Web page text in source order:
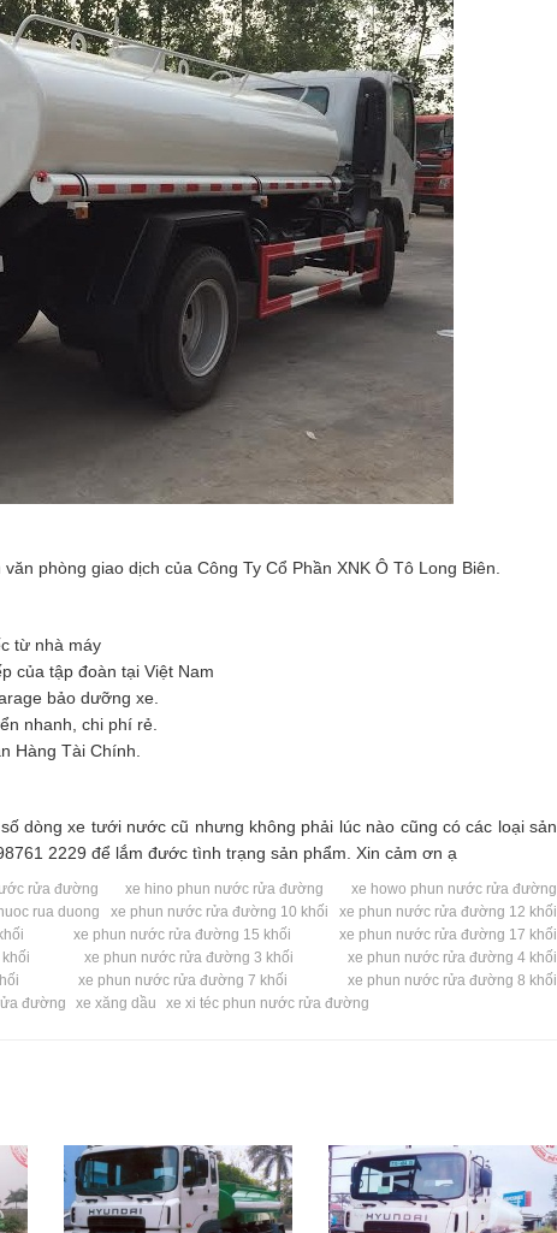
phòng giao dịch của Công Ty Cổ Phần XNK Ô Tô Long Biên.
từ nhà máy
tập đoàn tại Việt Nam
bảo dưỡng xe.
nhanh, chi phí rẻ.
Tài Chính.
dòng xe tưới nước cũ nhưng không phải lúc nào cũng có các loại sản
2229 để lắm đước tình trạng sản phẩm. Xin cảm ơn ạ
rửa đường xe hino phun nước rửa đường
xe howo phun nước rửa đường
rua duong xe phun nước rửa đường 10 khối
xe phun nước rửa đường 12 khối
xe phun nước rửa đường 15 khối
xe phun nước rửa đường 17 khối
xe phun nước rửa đường 3 khối
xe phun nước rửa đường 4 khối
xe phun nước rửa đường 7 khối
xe phun nước rửa đường 8 khối
đường xe xăng dầu xe xi téc phun nước rửa đường